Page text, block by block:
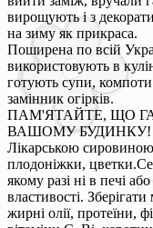
вирощують і з
на зиму як прикраса.
Поширена по всій
використовують в
готують супи,
замінник огірків.
ПАМ'ЯТАЙТЕ, ЩО
ВАШОМУ БУДИНКУ!
Лікарською
плодоніжки,
якому разі ні в печі
властивості.
жирні олії, протеїни,